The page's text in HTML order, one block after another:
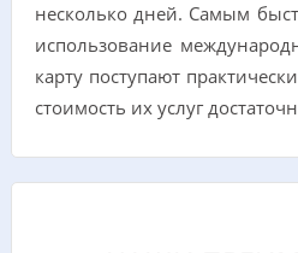
несколько дней. Самым
использование
карту поступают
стоимость их услуг